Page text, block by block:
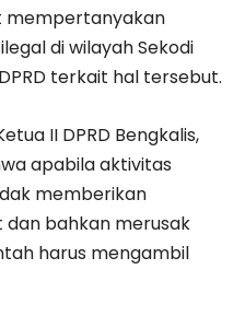
mempertanyakan
di wilayah Sekodi
terkait hal tersebut.
II DPRD Bengkalis,
apabila aktivitas
memberikan
bahkan merusak
harus mengambil